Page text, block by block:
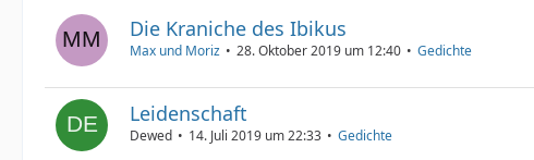
Die Kraniche des Ibikus
Max und Moriz 28. Oktober 2019 um 12:40 Gedichte
Leidenschaft
Dewed 14. Juli 2019 um 22:33 Gedichte